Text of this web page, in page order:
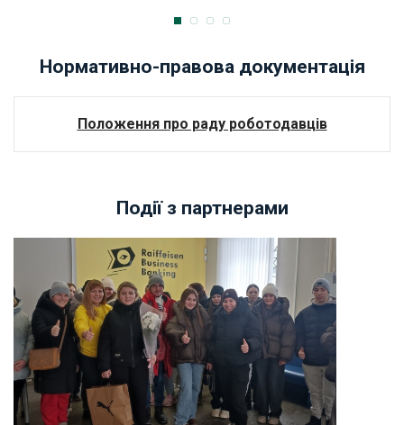
Нормативно-правова документація
Положення про раду роботодавців
Події з партнерами